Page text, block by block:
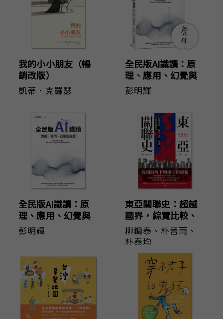
我的小小朋友（暢
銷改版）
凱蒂．克羅瑟
全民版AI識讀：原
理、應用、幻覺與
誤區（作者親簽
版）
彭明輝
全民版AI識讀：原
理、應用、幻覺與
誤區
彭明輝
東亞關聯史：超越
國界，綜覽比較、
地域、民族的新歷
史
柳鏞泰 、 朴晉雨 、
朴泰均